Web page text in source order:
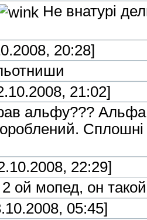
Не внатурі
20:28]
21:02]
альфу??? Альфа
22:29]
ой мопед, он
05:45]